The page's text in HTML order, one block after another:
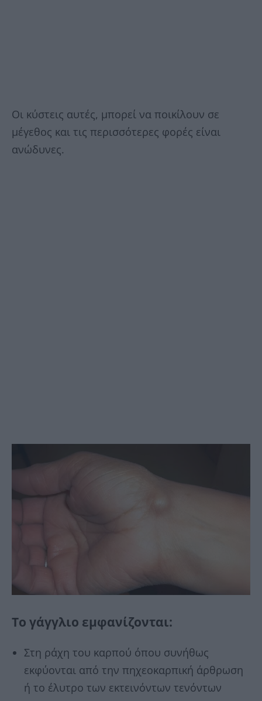
Οι κύστεις αυτές, μπορεί να ποικίλουν σε
μέγεθος και τις περισσότερες φορές είναι
ανώδυνες.
Τo γάγγλιo εμφανίζονται:
Στη ράχη του καρπού όπου συνήθως
εκφύονται από την πηχεοκαρπική άρθρωση
ή το έλυτρο των εκτεινόντων τενόντων